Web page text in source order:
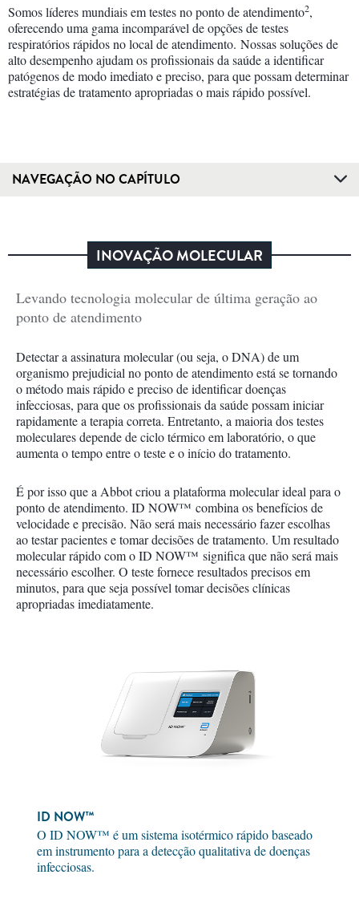
Somos líderes mundiais em testes no ponto de atendimento2,
oferecendo uma gama incomparável de opções de testes
respiratórios rápidos no local de atendimento. Nossas soluções de
alto desempenho ajudam os profissionais da saúde a identificar
patógenos de modo imediato e preciso, para que possam determinar
estratégias de tratamento apropriadas o mais rápido possível.
NAVEGAÇÃO NO CAPÍTULO
INOVAÇÃO MOLECULAR
Levando tecnologia molecular de última geração ao
ponto de atendimento
Detectar a assinatura molecular (ou seja, o DNA) de um
organismo prejudicial no ponto de atendimento está se tornando
o método mais rápido e preciso de identificar doenças
infecciosas, para que os profissionais da saúde possam iniciar
rapidamente a terapia correta. Entretanto, a maioria dos testes
moleculares depende de ciclo térmico em laboratório, o que
aumenta o tempo entre o teste e o início do tratamento.
É por isso que a Abbot criou a plataforma molecular ideal para o
ponto de atendimento. ID NOW™ combina os benefícios de
velocidade e precisão. Não será mais necessário fazer escolhas
ao testar pacientes e tomar decisões de tratamento. Um resultado
molecular rápido com o ID NOW™ significa que não será mais
necessário escolher. O teste fornece resultados precisos em
minutos, para que seja possível tomar decisões clínicas
apropriadas imediatamente.
ID NOW™
O ID NOW™ é um sistema isotérmico rápido baseado
em instrumento para a detecção qualitativa de doenças
infecciosas.